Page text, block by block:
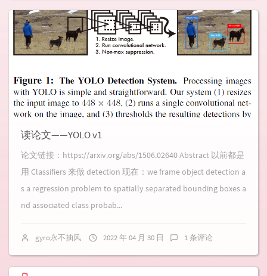
读论文——YOLO v1
论文链接：https://arxiv.org/abs/1506.02640 Abstract 以前都是
用 Classifiers 来做 detection 现在：we frame object detection a
s a regression problem to spatially separated bounding boxes a
nd associated class probab...
gyro永不抽风 2022 年 04 月 30 日 1 条评论